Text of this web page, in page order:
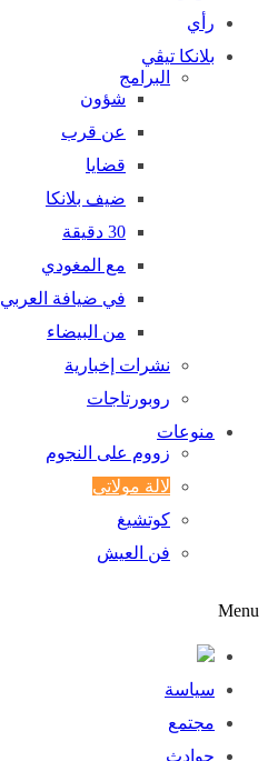
رأي
بلانكا تيڤي
البرامج
شؤون
عن قرب
قضايا
ضيف بلانكا
30 دقيقة
مع المغودي
في ضيافة العربي
من البيضاء
نشرات إخبارية
روبورتاجات
منوعات
زووم على النجوم
لالة مولاتي
كوتشيغ
فن العيش
Menu
سياسة
مجتمع
حوادث